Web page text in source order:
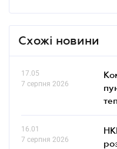
Схожі новини
17.05
7 серпня 2026
16.01
7 серпня 2026